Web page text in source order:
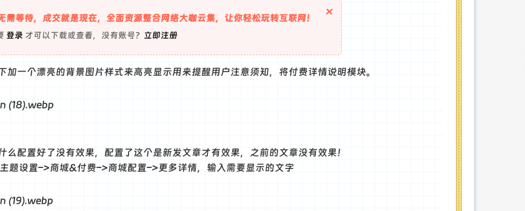
需等待，成交就是现在，全面资源整合网络大咖云集，让你轻松玩转互联网！
登录 才可以下载或查看，没有账号？ 立即注册
×
加一个漂亮的背景图片样式来高亮显示用来提醒用户注意须知，将付费详情说明模块。
么配置好了没有效果，配置了这个是新发文章才有效果，之前的文章没有效果！
题设置–>商城&付费–>商城配置–>更多详情，输入需要显示的文字